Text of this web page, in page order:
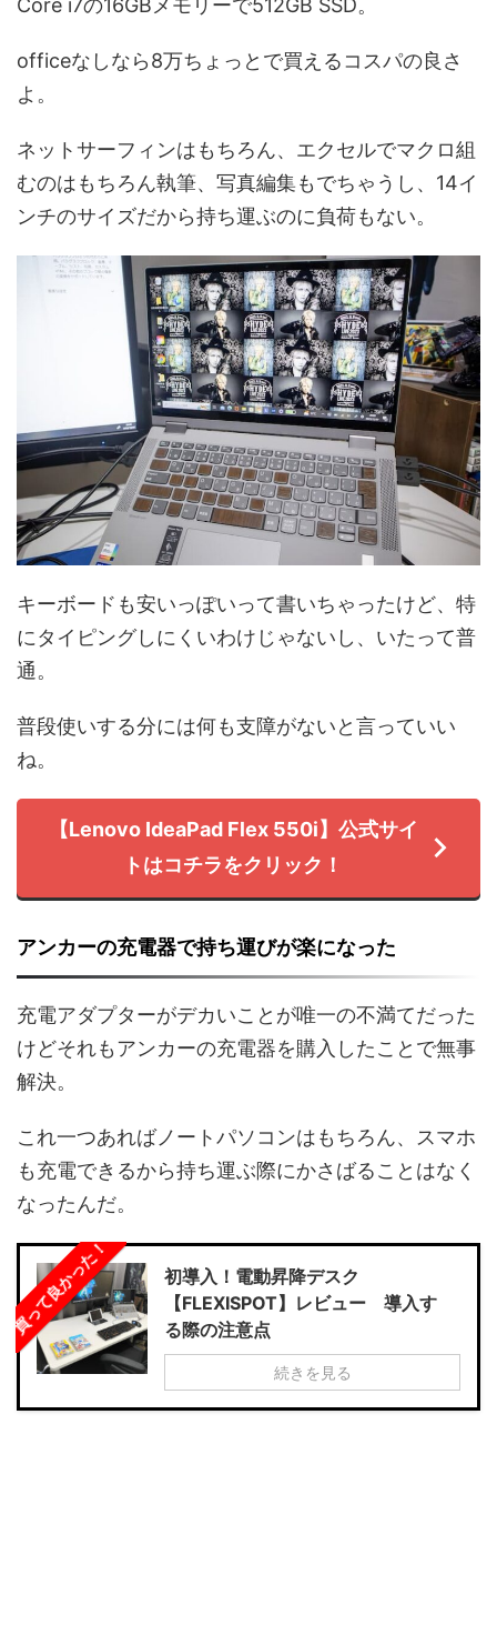
Core i7の16GBメモリーで512GB SSD。
officeなしなら8万ちょっとで買えるコスパの良さ
よ。
ネットサーフィンはもちろん、エクセルでマクロ組
むのはもちろん執筆、写真編集もでちゃうし、14イ
ンチのサイズだから持ち運ぶのに負荷もない。
キーボードも安いっぽいって書いちゃったけど、特
にタイピングしにくいわけじゃないし、いたって普
通。
普段使いする分には何も支障がないと言っていい
ね。
【Lenovo IdeaPad Flex 550i】公式サイ
トはコチラをクリック！
アンカーの充電器で持ち運びが楽になった
充電アダプターがデカいことが唯一の不満てだった
けどそれもアンカーの充電器を購入したことで無事
解決。
これ一つあればノートパソコンはもちろん、スマホ
も充電できるから持ち運ぶ際にかさばることはなく
なったんだ。
買って良かった！
初導入！電動昇降デスク
【FLEXISPOT】レビュー 導入す
る際の注意点
続きを見る